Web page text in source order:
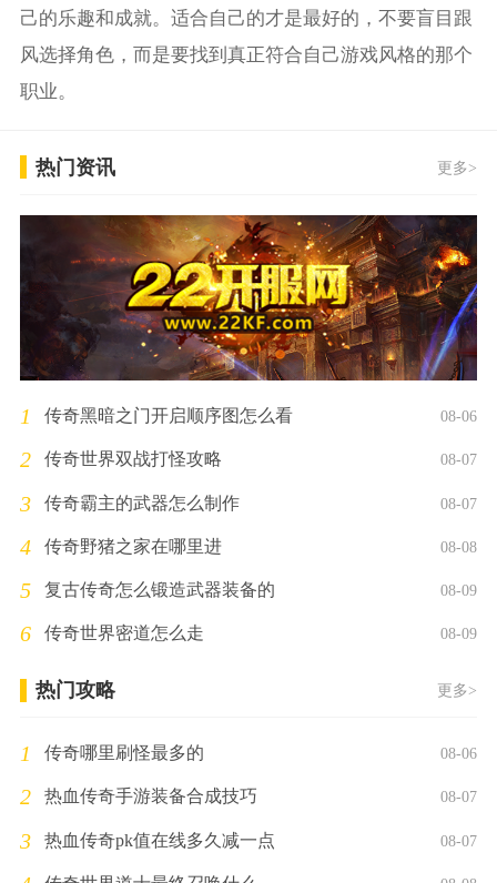
己的乐趣和成就。适合自己的才是最好的，不要盲目跟
风选择角色，而是要找到真正符合自己游戏风格的那个
职业。
热门资讯 更多>
1 传奇黑暗之门开启顺序图怎么看 08-06
2 传奇世界双战打怪攻略 08-07
3 传奇霸主的武器怎么制作 08-07
4 传奇野猪之家在哪里进 08-08
5 复古传奇怎么锻造武器装备的 08-09
6 传奇世界密道怎么走 08-09
热门攻略 更多>
1 传奇哪里刷怪最多的 08-06
2 热血传奇手游装备合成技巧 08-07
3 热血传奇pk值在线多久减一点 08-07